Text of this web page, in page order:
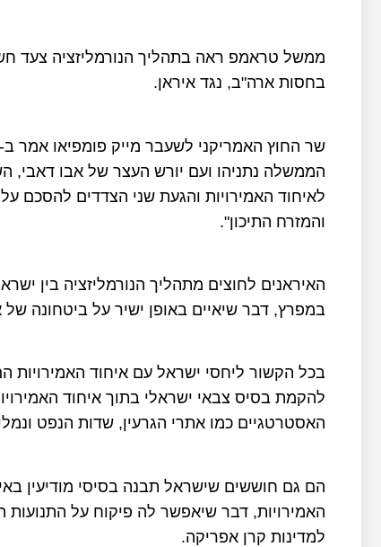
ממשל טראמפ ראה בתהליך הנורמליזציה צעד
בחסות ארה"ב, נגד איראן.
הממשלה נתניהו ועם יורש העצר של אבו דאבי,
לאיחוד האמירויות והגעת שני הצדדים להסכם
והמזרח התיכון".
האיראנים לחוצים מתהליך הנורמליזציה בין
במפרץ, דבר שיאיים באופן ישיר על ביטחונה של
בכל הקשור ליחסי ישראל עם איחוד האמירויות
להקמת בסיס צבאי ישראלי בתוך איחוד
האסטרטגיים כמו אתרי הגרעין, שדות הנפט
הם גם חוששים שישראל תבנה בסיסי מודיעין
האמירויות, דבר שיאפשר לה פיקוח על
למדינות קרן אפריקה.